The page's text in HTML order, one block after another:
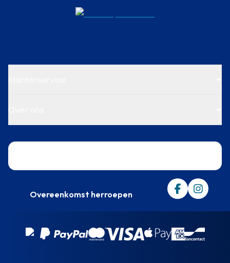
Overeenkomst herroepen